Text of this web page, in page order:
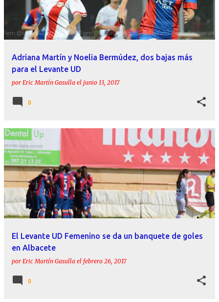
a
d
Adriana Martín y Noelia Bermúdez, dos bajas más
para el Levante UD
por Eric Martín Gasulla el junio 13, 2017
0
El Levante UD Femenino se da un banquete de goles
en Albacete
por Eric Martín Gasulla el febrero 26, 2017
0